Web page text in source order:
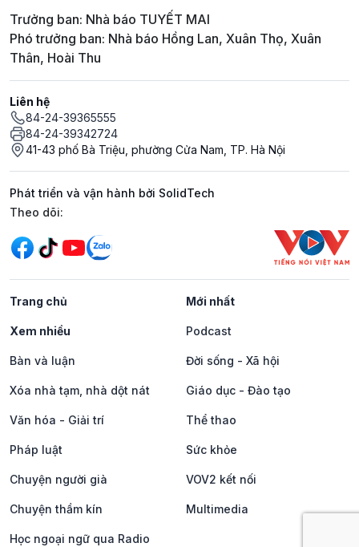
Trưởng ban: Nhà báo TUYẾT MAI
Phó trưởng ban: Nhà báo Hồng Lan, Xuân Thọ, Xuân
Thân, Hoài Thu
Liên hệ
84-24-39365555
84-24-39342724
41-43 phố Bà Triệu, phường Cửa Nam, TP. Hà Nội
Phát triển và vận hành bởi SolidTech
Mạng xã hội
Theo dõi:
Trang chủ Mới nhất
Xem nhiều Podcast
Bàn và luận Đời sống - Xã hội
Xóa nhà tạm, nhà dột nát Giáo dục - Đào tạo
Văn hóa - Giải trí Thể thao
Pháp luật Sức khỏe
Chuyện người già VOV2 kết nối
Chuyện thầm kín Multimedia
Học ngoại ngữ qua Radio